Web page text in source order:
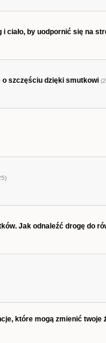
ciało, by uodpornić się na
o szczęściu dzięki smutkowi
Jak odnaleźć drogę do
które mogą zmienić twoje